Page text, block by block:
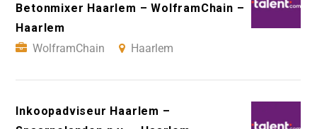
Betonmixer Haarlem – WolframChain –
Haarlem
WolframChain
Haarlem
Inkoopadviseur Haarlem –